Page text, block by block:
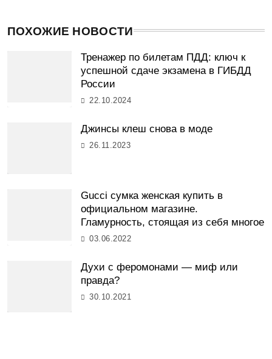
ПОХОЖИЕ НОВОСТИ
Тренажер по билетам ПДД: ключ к
успешной сдаче экзамена в ГИБДД
России
22.10.2024
Джинсы клеш снова в моде
26.11.2023
Gucci сумка женская купить в
официальном магазине.
Гламурность, стоящая из себя многое
03.06.2022
Духи с феромонами — миф или
правда?
30.10.2021